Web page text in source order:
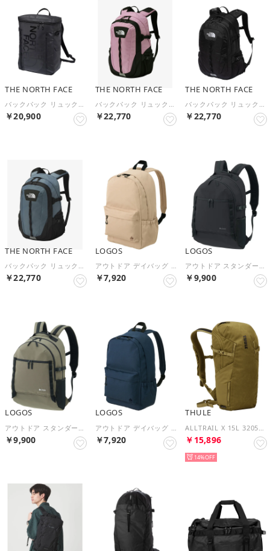
THE NORTH FACE
バックパック リュックサック BC FUSE BOX 2 （K）
￥20,900
THE NORTH FACE
バックパック リュックサック ホットショット 27L NM72302 （HL）
￥22,770
THE NORTH FACE
バックパック リュックサック ホットショット 27L NM72302 （K）
￥22,770
THE NORTH FACE
バックパック リュックサック ホットショット 27L NM72302 （SY）
￥22,770
LOGOS
アウトドア デイバッグ －BE ベージュ 37410729 （ベージュ）
￥7,920
LOGOS
アウトドア スタンダード デイバッグ L－BE ブラック 37410209 （ブラック）
￥9,900
LOGOS
￥9,900
LOGOS
￥7,920
THULE
￥15,896
14%